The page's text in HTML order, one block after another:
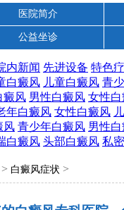
医院简介
公益坐诊
内新闻 先进设备 特色
白癜风 儿童白癜风 青
癜风 男性白癜风 女性
年白癜风 女性白癜风
风 青少年白癜风 男性
白癜风 头部白癜风 私
> 白癜风症状 >